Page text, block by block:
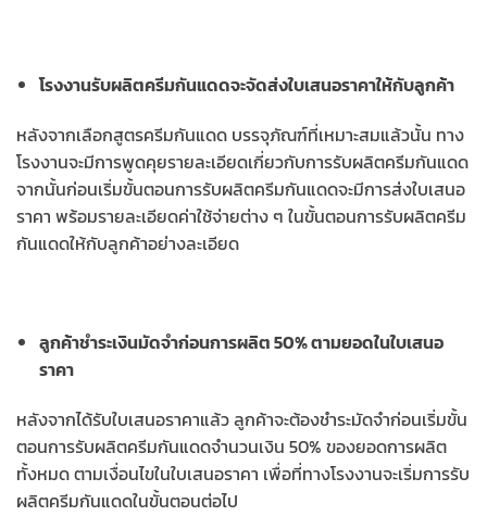
โรงงานรับผลิตครีมกันแดดจะจัดส่งใบเสนอราคาให้กับลูกค้า
หลังจากเลือกสูตรครีมกันแดด บรรจุภัณฑ์ที่เหมาะสมแล้วนั้น ทาง
โรงงานจะมีการพูดคุยรายละเอียดเกี่ยวกับการรับผลิตครีมกันแดด
จากนั้นก่อนเริ่มขั้นตอนการรับผลิตครีมกันแดดจะมีการส่งใบเสนอ
ราคา พร้อมรายละเอียดค่าใช้จ่ายต่าง ๆ ในขั้นตอนการรับผลิตครีม
กันแดดให้กับลูกค้าอย่างละเอียด
ลูกค้าชำระเงินมัดจำก่อนการผลิต 50% ตามยอดในใบเสนอ
ราคา
หลังจากได้รับใบเสนอราคาแล้ว ลูกค้าจะต้องชำระมัดจำก่อนเริ่มขั้น
ตอนการรับผลิตครีมกันแดดจำนวนเงิน 50% ของยอดการผลิต
ทั้งหมด ตามเงื่อนไขในใบเสนอราคา เพื่อที่ทางโรงงานจะเริ่มการรับ
ผลิตครีมกันแดดในขั้นตอนต่อไป